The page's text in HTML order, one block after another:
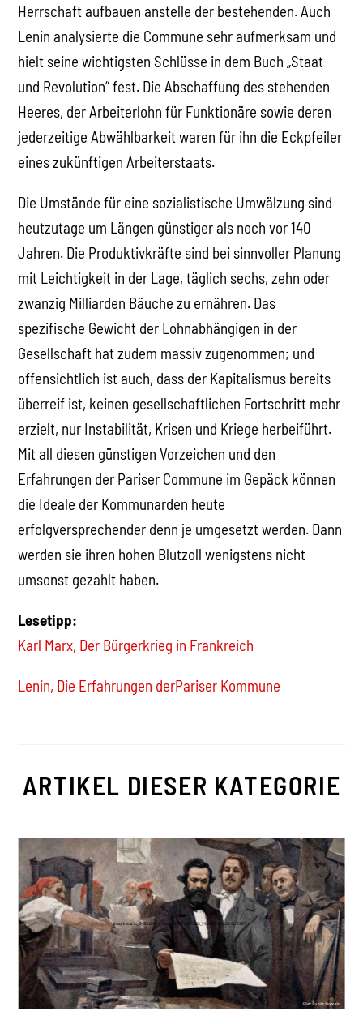
Herrschaft aufbauen anstelle der bestehenden. Auch
Lenin analysierte die Commune sehr aufmerksam und
hielt seine wichtigsten Schlüsse in dem Buch „Staat
und Revolution“ fest. Die Abschaffung des stehenden
Heeres, der Arbeiterlohn für Funktionäre sowie deren
jederzeitige Abwählbarkeit waren für ihn die Eckpfeiler
eines zukünftigen Arbeiterstaats.
Die Umstände für eine sozialistische Umwälzung sind
heutzutage um Längen günstiger als noch vor 140
Jahren. Die Produktivkräfte sind bei sinnvoller Planung
mit Leichtigkeit in der Lage, täglich sechs, zehn oder
zwanzig Milliarden Bäuche zu ernähren. Das
spezifische Gewicht der Lohnabhängigen in der
Gesellschaft hat zudem massiv zugenommen; und
offensichtlich ist auch, dass der Kapitalismus bereits
überreif ist, keinen gesellschaftlichen Fortschritt mehr
erzielt, nur Instabilität, Krisen und Kriege herbeiführt.
Mit all diesen günstigen Vorzeichen und den
Erfahrungen der Pariser Commune im Gepäck können
die Ideale der Kommunarden heute
erfolgversprechender denn je umgesetzt werden. Dann
werden sie ihren hohen Blutzoll wenigstens nicht
umsonst gezahlt haben.
Lesetipp:
Karl Marx, Der Bürgerkrieg in Frankreich
Lenin, Die Erfahrungen derPariser Kommune
ARTIKEL DIESER KATEGORIE